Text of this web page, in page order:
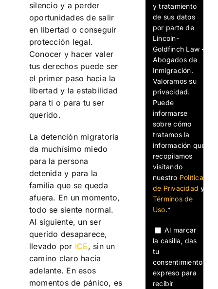
silencio y a perder
oportunidades de salir
en libertad o conseguir
protección legal.
Conocer y hacer valer
tus derechos puede ser
el primer paso hacia la
libertad y la estabilidad
para ti o para tu ser
querido.
La detención migratoria
da muchísimo miedo
para la persona
detenida y para la
familia que se queda
afuera. En un momento,
todo se siente normal.
Al siguiente, un ser
querido desaparece,
llevado por ICE, sin un
camino claro hacia
adelante. En esos
momentos de pánico, es
y tratamiento
de sus datos
por parte de
Lincoln-
Goldfinch Law -
Abogados de
Inmigración.
Valoramos su
privacidad.
Puede
informarse
sobre cómo
tratamos la
información que
recopilamos
visitando
nuestro Política
de Privacidad y
Términos de
Uso.*
Al marcar
la casilla, das
tu
consentimiento
expreso para
recibir